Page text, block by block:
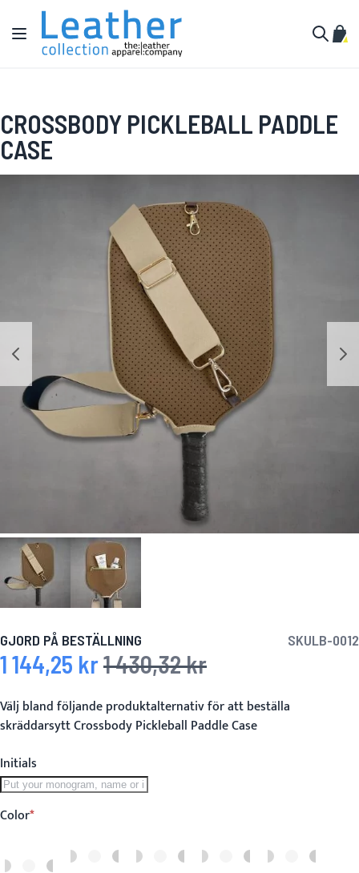
Hoppa till innehållet
Växla Nav
Min
CROSSBODY PICKLEBALL PADDLE
CASE
GJORD PÅ BESTÄLLNING SKULB-0012
Specialpris
1 144,25 kr Ordinarie pris
1 430,32 kr
Välj bland följande produktalternativ för att beställa
skräddarsytt Crossbody Pickleball Paddle Case
Initials
Color